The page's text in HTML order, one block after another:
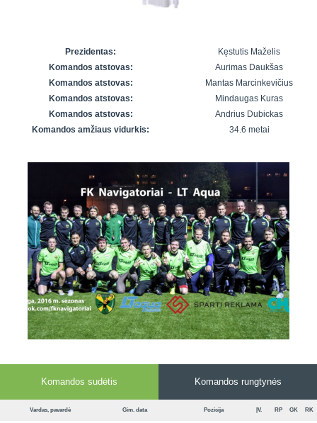
SFL rudens
Snaigės taurė
VRFS Futsal
čempionatas
Prezidentas:
Kęstutis Maželis
Komandos atstovas:
Aurimas Daukšas
Komandos atstovas:
Mantas Marcinkevičius
Komandos atstovas:
Mindaugas Kuras
Komandos atstovas:
Andrius Dubickas
Komandos amžiaus vidurkis:
34.6 metai
Komandos sudėtis Komandos rungtynės
Vardas, pavardė Gim. data Pozicija ĮV. RP GK RK